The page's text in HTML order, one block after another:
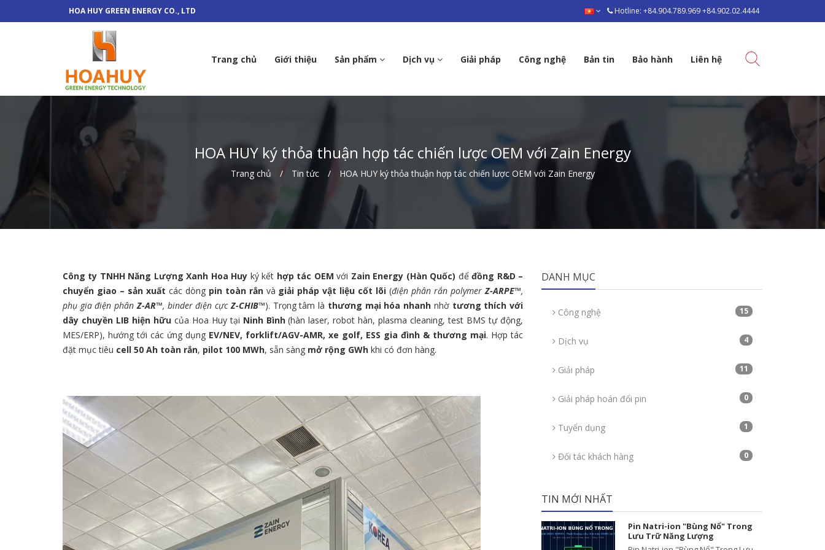
HOA HUY GREEN ENERGY CO., LTD Hotline: +84.904.789.969 +84.902.02.4444
Trang chủ Giới thiệu Sản phẩm Dịch vụ Giải pháp Công nghệ Bản tin Bảo hành Liên hệ
HOA HUY ký thỏa thuận hợp tác chiến lược OEM với Zain Energy
Trang chủ Tin tức HOA HUY ký thỏa thuận hợp tác chiến lược OEM với Zain Energy
Công ty TNHH Năng Lượng Xanh Hoa Huy ký kết hợp tác OEM với Zain Energy (Hàn Quốc) đểđồng R&D –
chuyển giao – sản xuất các dòng pin toàn rắnvà giải pháp vật liệu cốt lõi (điện phân rắn polymerZ-ARPE™,
phụ gia điện phânZ-AR™, binder điện cựcZ-CHIB™). Trọng tâm là thương mại hóa nhanh nhờ tương thích với
dây chuyền LIB hiện hữucủa Hoa Huy tại Ninh Bình(hàn laser, robot hàn, plasma cleaning, test BMS tự động,
MES/ERP), hướng tới các ứng dụng EV/NEV, forklift/AGV-AMR, xe golf, ESS gia đình & thương mại. Hợp tác
đặt mục tiêu cell 50 Ah toàn rắn, pilot 100 MWh, sẵn sàng mở rộng GWh khi có đơn hàng.
DANH MỤC
Công nghệ 15
Dịch vụ 4
Giải pháp 11
Giải pháp hoán đổi pin 0
Tuyển dụng 1
Đối tác khách hàng 0
TIN MỚI NHẤT
Pin Natri-ion "Bùng Nổ" Trong
Lưu Trữ Năng Lượng